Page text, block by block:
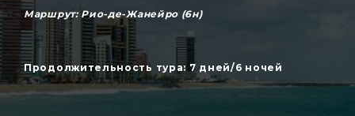
Маршрут: Рио-де-Жанейро (6н)
Продолжительность тура: 7 дней/6 ночей